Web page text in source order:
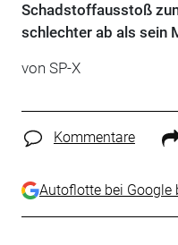
Schadstoffausstoß
schlechter ab als sein
von SP-X
Kommentare
Autoflotte bei Google